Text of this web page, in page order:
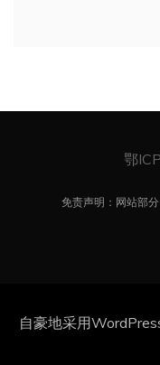
鄂
免责声明：网站部
自豪地采用